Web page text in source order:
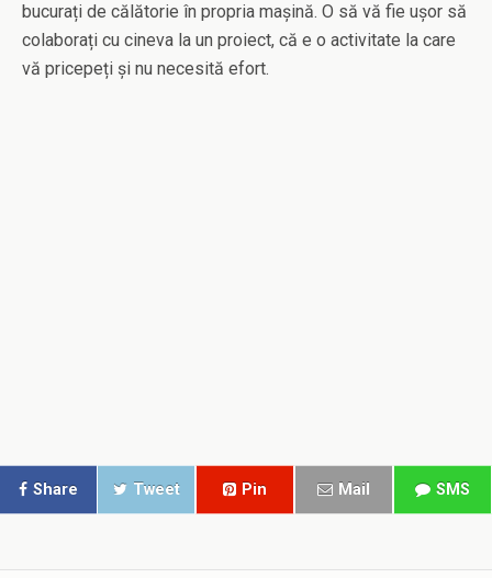
bucurați de călătorie în propria mașină. O să vă fie ușor să
colaborați cu cineva la un proiect, că e o activitate la care
vă pricepeți și nu necesită efort.
Share Tweet Pin Mail SMS